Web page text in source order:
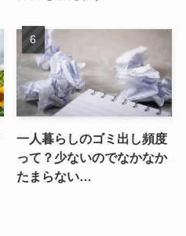
一人暮らしのゴミ出し頻度
って？少ないのでなかなか
たまらない…